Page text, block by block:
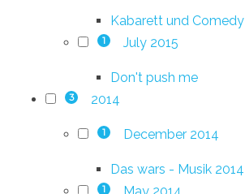
Kabarett und Comedy
1 July 2015
Don't push me
3 2014
1 December 2014
Das wars - Musik 2014
1